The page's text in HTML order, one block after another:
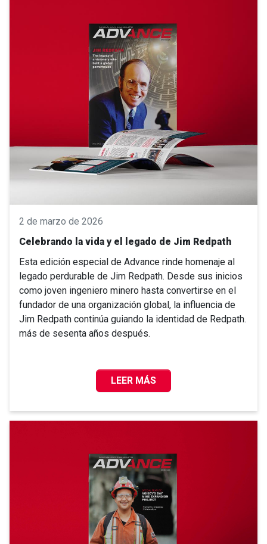
2 de marzo de 2026
Celebrando la vida y el legado de Jim Redpath
Esta edición especial de Advance rinde homenaje al
legado perdurable de Jim Redpath. Desde sus inicios
como joven ingeniero minero hasta convertirse en el
fundador de una organización global, la influencia de
Jim Redpath continúa guiando la identidad de Redpath.
más de sesenta años después.
LEER MÁS
CELEBRANDO LA VIDA Y EL